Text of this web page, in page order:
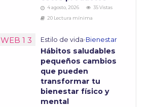
4 agosto, 2026
35 Vistas
20 Lectura mínima
Estilo de vida•Bienestar
Hábitos saludables
pequeños cambios
que pueden
transformar tu
bienestar físico y
mental